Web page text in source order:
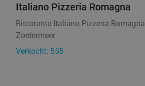
Italiano Pizzeria Romagna
Ristorante Italiano Pizzeria Romagna
Zoetermeer
Verkocht: 555